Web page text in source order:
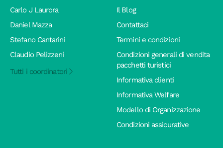
Carlo J Laurora
Daniel Mazza
Stefano Cantarini
Claudio Pelizzeni
Tutti i coordinatori
Il Blog
Contattaci
Termini e condizioni
Condizioni generali di vendita
pacchetti turistici
Informativa clienti
Informativa Welfare
Modello di Organizzazione
Condizioni assicurative